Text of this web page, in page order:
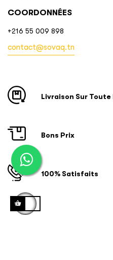
COORDONNÉES
+216 55 009 898
contact@sovaq.tn
Livraison Sur Toute
Bons Prix
100% Satisfaits